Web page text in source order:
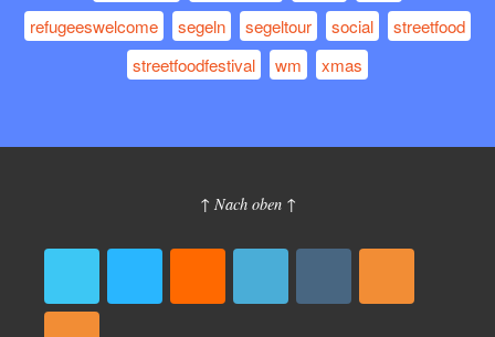
refugeeswelcome
segeln segeltour social
streetfood
streetfoodfestival
wm xmas
↑ Nach oben ↑